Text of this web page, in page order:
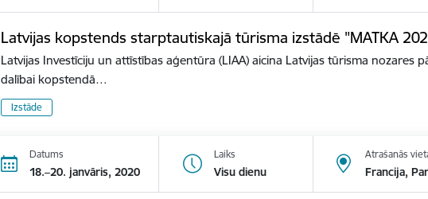
Latvijas kopstends starptautiskajā tūrisma izstādē "MATKA
Latvijas Investīciju un attīstības aģentūra (LIAA) aicina Latvijas tūrisma nozares
dalībai kopstendā…
Izstāde
Datums
18.–20. janvāris, 2020
Laiks
Visu dienu
Atrašanās
Francija,